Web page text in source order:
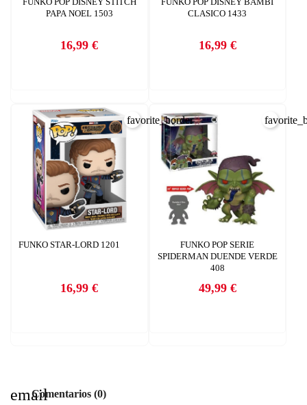
PAPA NOEL 1503
Precio
16,99 €
CLASICO 1433
Precio
16,99 €
FUNKO STAR-LORD 1201
Precio
16,99 €
favorite_border
FUNKO POP SERIE
SPIDERMAN DUENDE VERDE
408
Precio
49,99 €
emailComentarios (0)